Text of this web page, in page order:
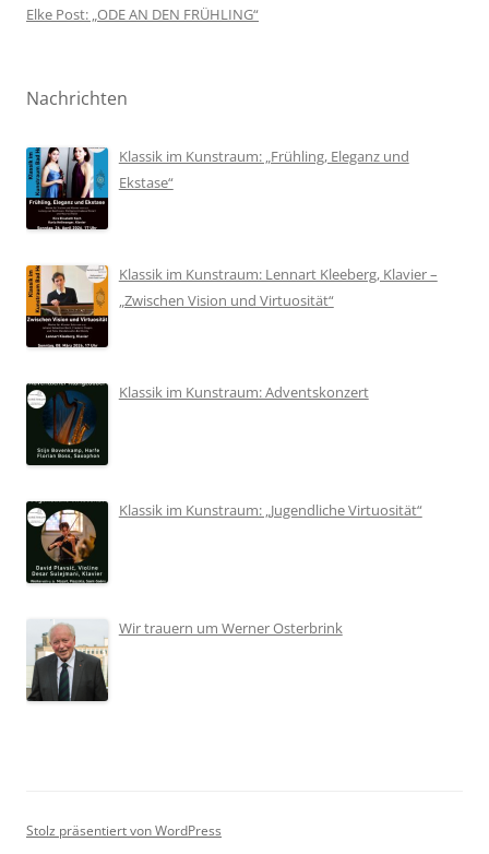
Elke Post: „ODE AN DEN FRÜHLING“
Nachrichten
Klassik im Kunstraum: „Frühling, Eleganz und
Ekstase“
Klassik im Kunstraum: Lennart Kleeberg, Klavier –
„Zwischen Vision und Virtuosität“
Klassik im Kunstraum: Adventskonzert
Klassik im Kunstraum: „Jugendliche Virtuosität“
Wir trauern um Werner Osterbrink
Stolz präsentiert von WordPress